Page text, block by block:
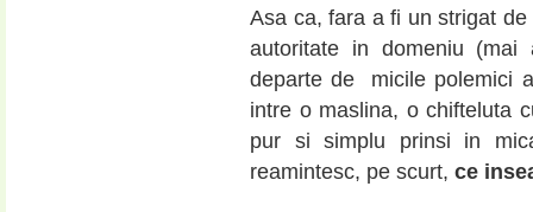
Asa ca, fara a fi un strigat
autoritate in domeniu
departe de micile polemici
intre o maslina, o chifteluta
pur si simplu prinsi in
reamintesc, pe scurt, ce